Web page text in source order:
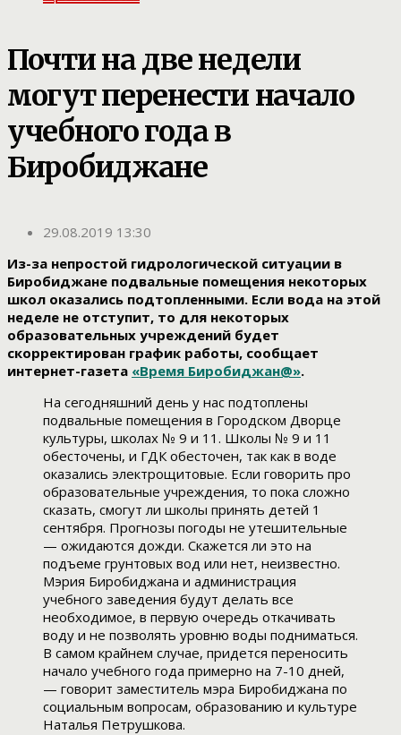
Почти на две недели
могут перенести начало
учебного года в
Биробиджане
29.08.2019 13:30
Из-за непростой гидрологической ситуации в
Биробиджане подвальные помещения некоторых
школ оказались подтопленными. Если вода на этой
неделе не отступит, то для некоторых
образовательных учреждений будет
скорректирован график работы, сообщает
интернет-газета «Время Биробиджан@».
На сегодняшний день у нас подтоплены
подвальные помещения в Городском Дворце
культуры, школах № 9 и 11. Школы № 9 и 11
обесточены, и ГДК обесточен, так как в воде
оказались электрощитовые. Если говорить про
образовательные учреждения, то пока сложно
сказать, смогут ли школы принять детей 1
сентября. Прогнозы погоды не утешительные
— ожидаются дожди. Скажется ли это на
подъеме грунтовых вод или нет, неизвестно.
Мэрия Биробиджана и администрация
учебного заведения будут делать все
необходимое, в первую очередь откачивать
воду и не позволять уровню воды подниматься.
В самом крайнем случае, придется переносить
начало учебного года примерно на 7-10 дней,
— говорит заместитель мэра Биробиджана по
социальным вопросам, образованию и культуре
Наталья Петрушкова.